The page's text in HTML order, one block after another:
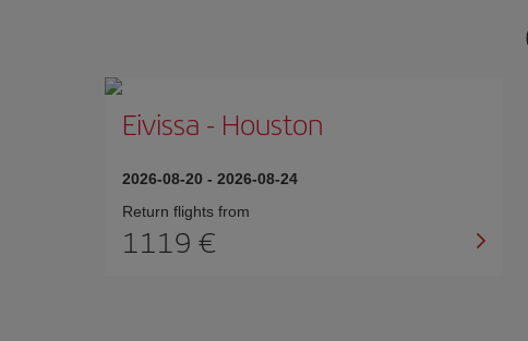
Eivissa - Houston
2026-08-20 - 2026-08-24
Return flights from
1119